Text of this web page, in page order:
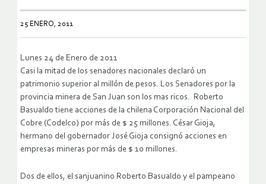
25 ENERO, 2011
Lunes 24 de Enero de 2011
Casi la mitad de los senadores nacionales declaró un
patrimonio superior al millón de pesos. Los Senadores por la
provincia minera de San Juan son los mas ricos. Roberto
Basualdo tiene acciones de la chilena Corporación Nacional del
Cobre (Codelco) por más de $ 25 millones. César Gioja,
hermano del gobernador José Gioja consignó acciones en
empresas mineras por más de $ 10 millones.
Dos de ellos, el sanjuanino Roberto Basualdo y el pampeano